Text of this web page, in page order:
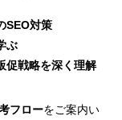
SEO対策
ぶ
促戦略を深く理解
フローをご案内い